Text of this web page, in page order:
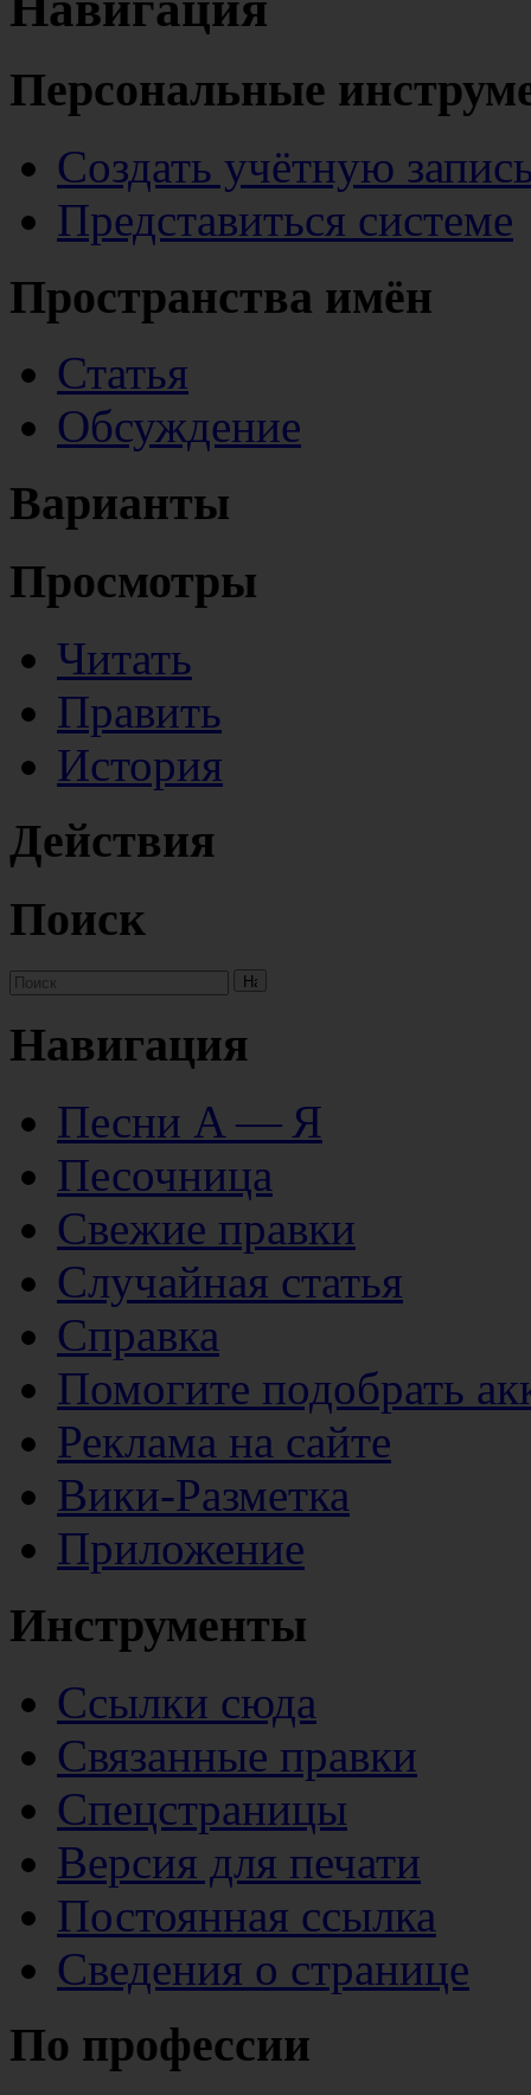
Персональные
Создать учётную
Представиться системе
Пространства имён
Статья
Обсуждение
Варианты
Просмотры
Читать
Править
История
Действия
Поиск
Навигация
Песни А — Я
Песочница
Свежие правки
Случайная статья
Справка
Помогите подобрать
Реклама на сайте
Вики-Разметка
Приложение
Инструменты
Ссылки сюда
Связанные правки
Спецстраницы
Версия для печати
Постоянная ссылка
Сведения о странице
По профессии